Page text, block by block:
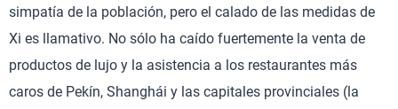
simpatía de la población, pero el calado de las medidas de
Xi es llamativo. No sólo ha caído fuertemente la venta de
productos de lujo y la asistencia a los restaurantes más
caros de Pekín, Shanghái y las capitales provinciales (la